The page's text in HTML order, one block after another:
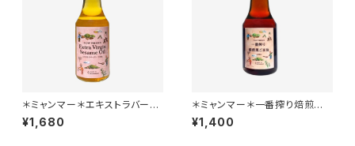
＊ミャンマー＊エキストラバージ
ンごま油＊275g
¥1,680
＊ミャンマー＊一番搾り焙煎黒
ごま油＊140g
¥1,400